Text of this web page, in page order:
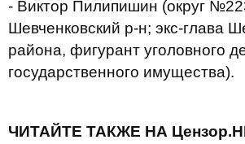
- Виктор Пилипишин (округ
Шевченковский р-н; экс-глава
района, фигурант уголовного
государственного имущества).
ЧИТАЙТЕ ТАКЖЕ НА